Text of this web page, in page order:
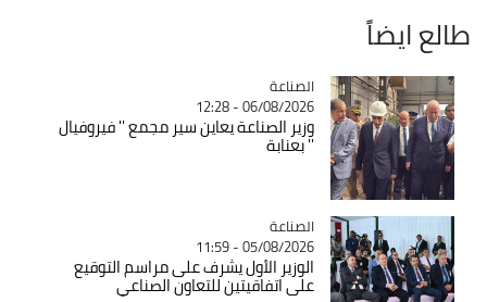
طالع ايضاً
Catégorie
الصناعة
06/08/2026 - 12:28
وزير الصناعة يعاين سير مجمع '' فيروفيال
'' بعنابة
Catégorie
الصناعة
05/08/2026 - 11:59
الوزير الأول يشرف على مراسم التوقيع
على اتفاقيتين للتعاون الصناعي